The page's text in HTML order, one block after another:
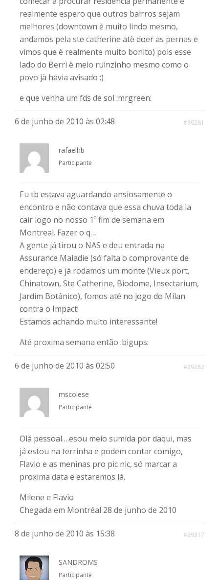
realmente espero que outros bairros sejam
melhores (downtown è muito lindo mesmo,
andamos pela ste catherine atè doer as pernas e
vimos que è realmente muito bonito) pois esse
lado do Berri è meio ruinzinho mesmo como o
povo jà havia avisado :)
e que venha um fds de sol :mrgreen:
6 de junho de 2010 às 02:48 #39281
rafaelhb
Participante
Eu tb estava aguardando ansiosamente o
encontro e não contava que essa chuva toda ia
cair logo no nosso 1º fim de semana em
Montreal. Fazer o q…
A gente já tirou o NAS e deu entrada na
Assurance Maladie (só falta o comprovante de
endereço) e já rodamos um monte (Vieux port,
Chinatown, Ste Catherine, Biodome, Insectarium,
Jardim Botânico), fomos até no jogo do Milan
contra o Impact!
Estamos achando muito interessante!
Até proxima semana então :bigups:
6 de junho de 2010 às 02:50 #39282
mscolese
Participante
Olá pessoal….esou meio sumida por daqui, mas
já estou na terrinha e podem contar comigo,
Flavio e as meninas pro pic nic, só marcar a
proxima data e estaremos lá.
Milene e Flavio
Chegada em Montréal 28 de junho de 2010
8 de junho de 2010 às 15:38 #39317
SANDROMS
Participante